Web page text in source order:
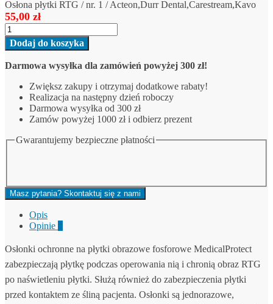
nr.
1
Acteon,Durr
Dental,Carestream,Kavo
to
Cart
Osłona płytki RTG / nr. 1 / Acteon,Durr Dental,Carestream,Kavo
55,00 zł
ilość
Osłona
płytki
RTG
/
Acteon,Durr
Dental,Carestream,Kavo
Dodaj do koszyka
Darmowa wysyłka dla zamówień powyżej 300 zł!
Zwiększ zakupy i otrzymaj dodatkowe rabaty!
Realizacja na następny dzień roboczy
Darmowa wysyłka od 300 zł
Zamów powyżej 1000 zł i odbierz prezent
Gwarantujemy bezpieczne płatności
Masz pytania? Skontaktuj się z nami
Opis
Opinie
Osłonki ochronne na płytki obrazowe fosforowe MedicalProtect
zabezpieczają płytkę podczas operowania nią i chronią obraz RTG
po naświetleniu płytki. Służą również do zabezpieczenia płytki
przed kontaktem ze śliną pacjenta. Osłonki są jednorazowe,